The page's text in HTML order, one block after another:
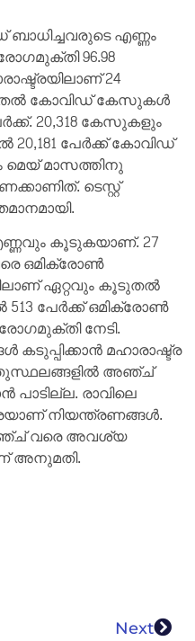
എണ്ണം
96.98
24
കോവിഡ് കേസുകള്‍
20,318 കേസുകളും
പേര്‍ക്ക് കോവിഡ്
മെയ് മാസത്തിനു
ടെസ്റ്റ്
കൂടുകയാണ്. 27
ഒമിക്രോണ്‍
ഏറ്റവും കൂടുതല്‍
പേര്‍ക്ക് ഒമിക്രോണ്‍
രോഗമുക്തി നേടി.
കടുപ്പിക്കാന്‍ മഹാരാഷ്ട്ര
അഞ്ച്
രാവിലെ
നിയന്ത്രണങ്ങള്‍.
വരെ അവശ്യ
അനുമതി.
Next